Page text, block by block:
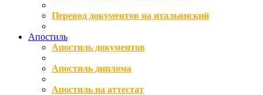
Перевод документов на итальянский
Апостиль
Апостиль документов
Апостиль диплома
Апостиль на аттестат